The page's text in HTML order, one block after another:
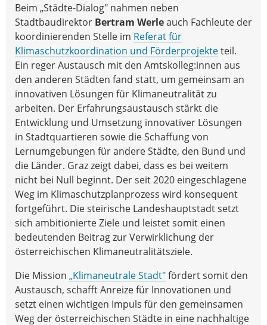
Beim „Städte-Dialog" nahmen neben
Stadtbaudirektor Bertram Werleauch Fachleute der
koordinierenden Stelle im Referat für
Klimaschutzkoordination und Förderprojekteteil.
Ein reger Austausch mit den Amtskolleg:innen aus
den anderen Städten fand statt, um gemeinsam an
innovativen Lösungen für Klimaneutralität zu
arbeiten. Der Erfahrungsaustausch stärkt die
Entwicklung und Umsetzung innovativer Lösungen
in Stadtquartieren sowie die Schaffung von
Lernumgebungen für andere Städte, den Bund und
die Länder. Graz zeigt dabei, dass es bei weitem
nicht bei Null beginnt. Der seit 2020 eingeschlagene
Weg im Klimaschutzplanprozess wird konsequent
fortgeführt. Die steirische Landeshauptstadt setzt
sich ambitionierte Ziele und leistet somit einen
bedeutenden Beitrag zur Verwirklichung der
österreichischen Klimaneutralitätsziele.
Die Mission „Klimaneutrale Stadt"fördert somit den
Austausch, schafft Anreize für Innovationen und
setzt einen wichtigen Impuls für den gemeinsamen
Weg der österreichischen Städte in eine nachhaltige